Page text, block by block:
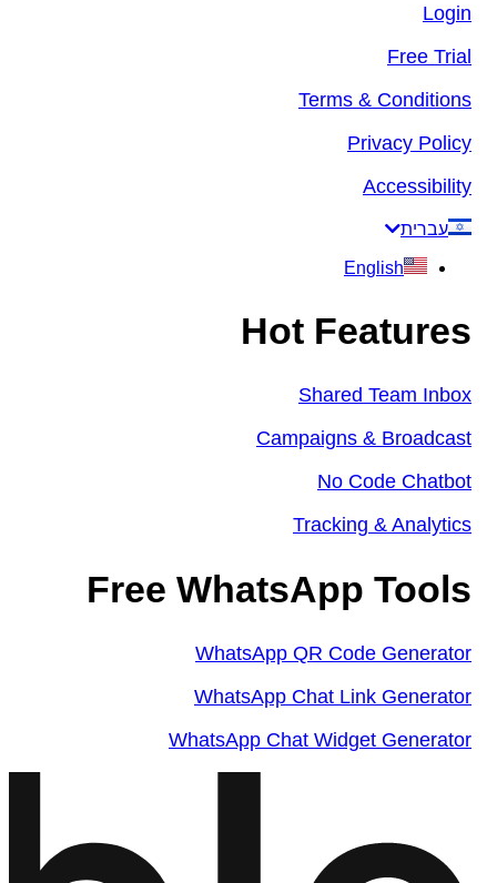
Login
Free Trial
Terms & Conditions
Privacy Policy
Accessibility
עברית
English
Hot Features
Shared Team Inbox
Campaigns & Broadcast
No Code Chatbot
Tracking & Analytics
Free WhatsApp Tools
WhatsApp QR Code Generator
WhatsApp Chat Link Generator
WhatsApp Chat Widget Generator